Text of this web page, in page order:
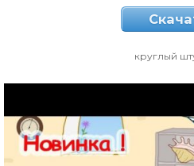
круглый